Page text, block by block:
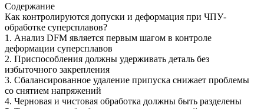
Содержание
Как контролируются допуски и деформация при ЧПУ-
обработке суперсплавов?
1. Анализ DFM является первым шагом в контроле
деформации суперсплавов
2. Приспособления должны удерживать деталь без
избыточного закрепления
3. Сбалансированное удаление припуска снижает проблемы
со снятием напряжений
4. Черновая и чистовая обработка должны быть разделены